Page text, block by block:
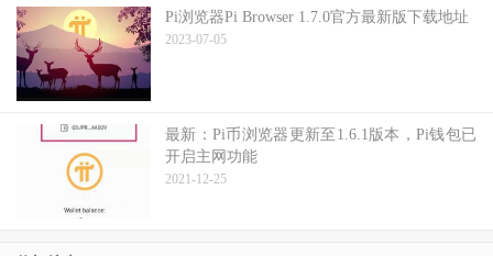
Pi浏览器Pi Browser 1.7.0官方最新版下载地址
2023-07-05
最新：Pi币浏览器更新至1.6.1版本，Pi钱包已
开启主网功能
2021-12-25